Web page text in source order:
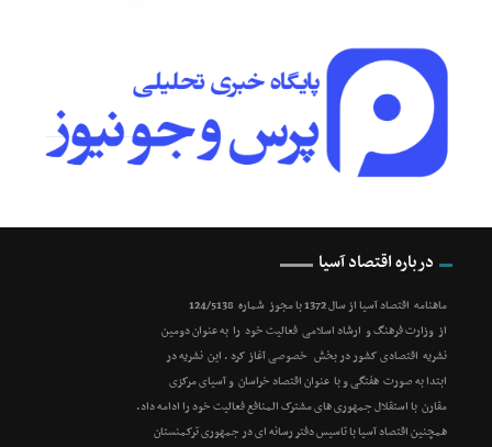
درباره اقتصاد آسیا
ماهنامه اقتصاد آسیا از سال 1372 با مجوز شماره 124/5138
از وزارت فرهنگ و ارشاد اسلامی فعالیت خود را به عنوان دومین
نشریه اقتصادی کشور در بخش خصوصی آغاز کرد . این نشریه در
ابتدا به صورت هفتگی و با عنوان اقتصاد خراسان و آسیای مرکزی
مقارن با استقلال جمهوری های مشترک المنافع فعالیت خود را ادامه داد.
همچنین اقتصاد آسیا با تاسیس دفتر رسانه ای در جمهوری ترکمنستان